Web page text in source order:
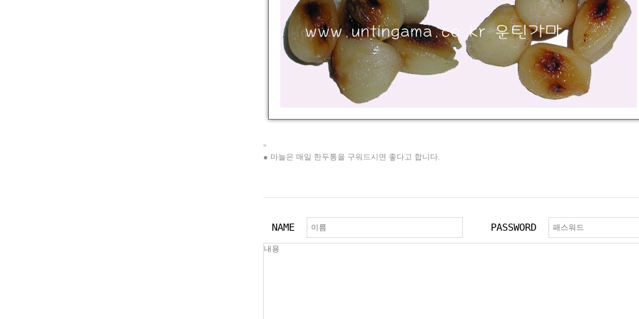
"
● 마늘은 매일 한두통을 구워드시면 좋다고 합니다.
NAME PASSWORD